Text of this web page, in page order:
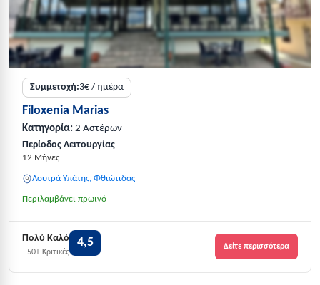
Συμμετοχή:3€ / ημέρα
Filoxenia Marias
Κατηγορία: 2 Αστέρων
Περίοδος Λειτουργίας
12 Μήνες
Λουτρά Υπάτης, Φθιώτιδας
Περιλαμβάνει πρωινό
Πολύ Καλό
50+ Κριτικές
4,5 Δείτε περισσότερα